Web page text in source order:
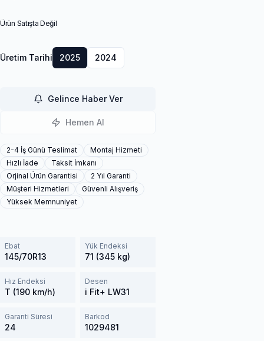
Ürün Satışta Değil
Üretim Tarihi 2025 2024
Gelince Haber Ver
Hemen Al
2-4 İş Günü Teslimat
Montaj Hizmeti
Hızlı İade
Taksit İmkanı
Orjinal Ürün Garantisi
2 Yıl Garanti
Müşteri Hizmetleri
Güvenli Alışveriş
Yüksek Memnuniyet
Ebat
145/70R13
Yük Endeksi
71 (345 kg)
Hız Endeksi
T (190 km/h)
Desen
i Fit+ LW31
Garanti Süresi
24
Barkod
1029481